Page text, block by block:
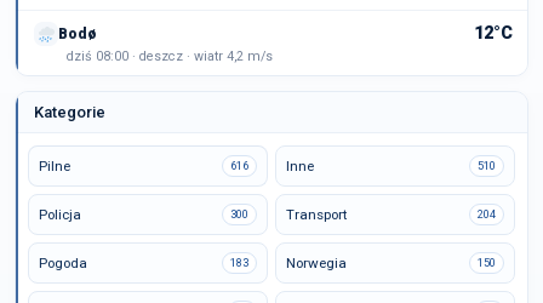
Bodø 12°C
dziś 08:00 · deszcz · wiatr 4,2 m/s
Kategorie
Pilne 616 Inne 510
Policja 300 Transport 204
Pogoda 183 Norwegia 150